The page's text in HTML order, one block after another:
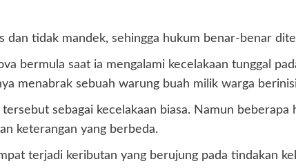
tidak mandek, sehingga hukum benar-benar
bermula saat ia mengalami kecelakaan tunggal
menabrak sebuah warung buah milik warga
sebagai kecelakaan biasa. Namun
keterangan yang berbeda.
terjadi keributan yang berujung pada tindakan